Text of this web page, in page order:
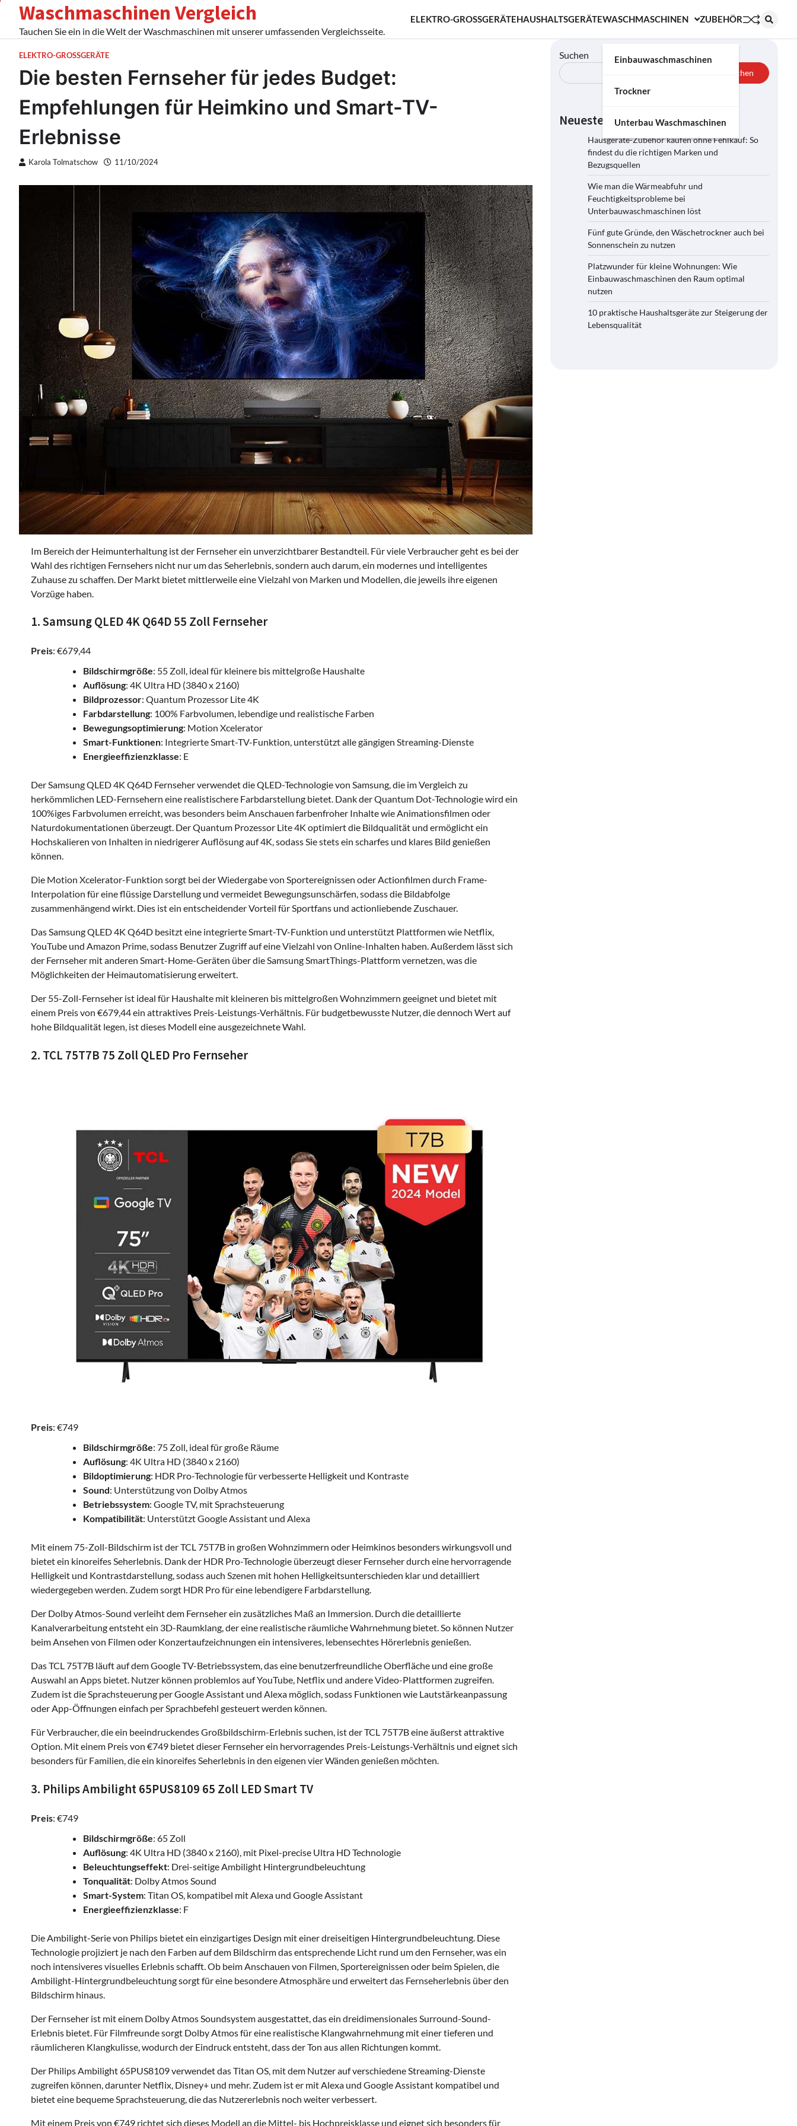
content
Waschmaschinen Vergleich
Tauchen Sie ein in die Welt der Waschmaschinen mit unserer umfassenden Vergleichsseite.
ELEKTRO-GROSSGERÄTE HAUSHALTSGERÄTEWASCHMASCHINEN
Einbauwaschmaschinen
Trockner
Unterbau Waschmaschinen
ZUBEHÖR
ELEKTRO-GROSSGERÄTE
Die besten Fernseher für jedes Budget:
Empfehlungen für Heimkino und Smart-TV-
Erlebnisse
Karola Tolmatschow 11/10/2024
Im Bereich der Heimunterhaltung ist der Fernseher ein unverzichtbarer Bestandteil. Für viele Verbraucher geht es bei der
Wahl des richtigen Fernsehers nicht nur um das Seherlebnis, sondern auch darum, ein modernes und intelligentes
Zuhause zu schaffen. Der Markt bietet mittlerweile eine Vielzahl von Marken und Modellen, die jeweils ihre eigenen
Vorzüge haben.
1. Samsung QLED 4K Q64D 55 Zoll Fernseher
Preis: €679,44
Bildschirmgröße: 55 Zoll, ideal für kleinere bis mittelgroße Haushalte
Auflösung: 4K Ultra HD (3840 x 2160)
Bildprozessor: Quantum Prozessor Lite 4K
Farbdarstellung: 100% Farbvolumen, lebendige und realistische Farben
Bewegungsoptimierung: Motion Xcelerator
Smart-Funktionen: Integrierte Smart-TV-Funktion, unterstützt alle gängigen Streaming-Dienste
Energieeffizienzklasse: E
Der Samsung QLED 4K Q64D Fernseher verwendet die QLED-Technologie von Samsung, die im Vergleich zu
herkömmlichen LED-Fernsehern eine realistischere Farbdarstellung bietet. Dank der Quantum Dot-Technologie wird ein
100%iges Farbvolumen erreicht, was besonders beim Anschauen farbenfroher Inhalte wie Animationsfilmen oder
Naturdokumentationen überzeugt. Der Quantum Prozessor Lite 4K optimiert die Bildqualität und ermöglicht ein
Hochskalieren von Inhalten in niedrigerer Auflösung auf 4K, sodass Sie stets ein scharfes und klares Bild genießen
können.
Die Motion Xcelerator-Funktion sorgt bei der Wiedergabe von Sportereignissen oder Actionfilmen durch Frame-
Interpolation für eine flüssige Darstellung und vermeidet Bewegungsunschärfen, sodass die Bildabfolge
zusammenhängend wirkt. Dies ist ein entscheidender Vorteil für Sportfans und actionliebende Zuschauer.
Das Samsung QLED 4K Q64D besitzt eine integrierte Smart-TV-Funktion und unterstützt Plattformen wie Netflix,
YouTube und Amazon Prime, sodass Benutzer Zugriff auf eine Vielzahl von Online-Inhalten haben. Außerdem lässt sich
der Fernseher mit anderen Smart-Home-Geräten über die Samsung SmartThings-Plattform vernetzen, was die
Möglichkeiten der Heimautomatisierung erweitert.
Der 55-Zoll-Fernseher ist ideal für Haushalte mit kleineren bis mittelgroßen Wohnzimmern geeignet und bietet mit
einem Preis von €679,44 ein attraktives Preis-Leistungs-Verhältnis. Für budgetbewusste Nutzer, die dennoch Wert auf
hohe Bildqualität legen, ist dieses Modell eine ausgezeichnete Wahl.
2. TCL 75T7B 75 Zoll QLED Pro Fernseher
Preis: €749
Bildschirmgröße: 75 Zoll, ideal für große Räume
Auflösung: 4K Ultra HD (3840 x 2160)
Bildoptimierung: HDR Pro-Technologie für verbesserte Helligkeit und Kontraste
Sound: Unterstützung von Dolby Atmos
Betriebssystem: Google TV, mit Sprachsteuerung
Kompatibilität: Unterstützt Google Assistant und Alexa
Mit einem 75-Zoll-Bildschirm ist der TCL 75T7B in großen Wohnzimmern oder Heimkinos besonders wirkungsvoll und
bietet ein kinoreifes Seherlebnis. Dank der HDR Pro-Technologie überzeugt dieser Fernseher durch eine hervorragende
Helligkeit und Kontrastdarstellung, sodass auch Szenen mit hohen Helligkeitsunterschieden klar und detailliert
wiedergegeben werden. Zudem sorgt HDR Pro für eine lebendigere Farbdarstellung.
Der Dolby Atmos-Sound verleiht dem Fernseher ein zusätzliches Maß an Immersion. Durch die detaillierte
Kanalverarbeitung entsteht ein 3D-Raumklang, der eine realistische räumliche Wahrnehmung bietet. So können Nutzer
beim Ansehen von Filmen oder Konzertaufzeichnungen ein intensiveres, lebensechtes Hörerlebnis genießen.
Das TCL 75T7B läuft auf dem Google TV-Betriebssystem, das eine benutzerfreundliche Oberfläche und eine große
Auswahl an Apps bietet. Nutzer können problemlos auf YouTube, Netflix und andere Video-Plattformen zugreifen.
Zudem ist die Sprachsteuerung per Google Assistant und Alexa möglich, sodass Funktionen wie Lautstärkeanpassung
oder App-Öffnungen einfach per Sprachbefehl gesteuert werden können.
Für Verbraucher, die ein beeindruckendes Großbildschirm-Erlebnis suchen, ist der TCL 75T7B eine äußerst attraktive
Option. Mit einem Preis von €749 bietet dieser Fernseher ein hervorragendes Preis-Leistungs-Verhältnis und eignet sich
besonders für Familien, die ein kinoreifes Seherlebnis in den eigenen vier Wänden genießen möchten.
3. Philips Ambilight 65PUS8109 65 Zoll LED Smart TV
Preis: €749
Bildschirmgröße: 65 Zoll
Auflösung: 4K Ultra HD (3840 x 2160), mit Pixel-precise Ultra HD Technologie
Beleuchtungseffekt: Drei-seitige Ambilight Hintergrundbeleuchtung
Tonqualität: Dolby Atmos Sound
Smart-System: Titan OS, kompatibel mit Alexa und Google Assistant
Energieeffizienzklasse: F
Die Ambilight-Serie von Philips bietet ein einzigartiges Design mit einer dreiseitigen Hintergrundbeleuchtung. Diese
Technologie projiziert je nach den Farben auf dem Bildschirm das entsprechende Licht rund um den Fernseher, was ein
noch intensiveres visuelles Erlebnis schafft. Ob beim Anschauen von Filmen, Sportereignissen oder beim Spielen, die
Ambilight-Hintergrundbeleuchtung sorgt für eine besondere Atmosphäre und erweitert das Fernseherlebnis über den
Bildschirm hinaus.
Der Fernseher ist mit einem Dolby Atmos Soundsystem ausgestattet, das ein dreidimensionales Surround-Sound-
Erlebnis bietet. Für Filmfreunde sorgt Dolby Atmos für eine realistische Klangwahrnehmung mit einer tieferen und
räumlicheren Klangkulisse, wodurch der Eindruck entsteht, dass der Ton aus allen Richtungen kommt.
Der Philips Ambilight 65PUS8109 verwendet das Titan OS, mit dem Nutzer auf verschiedene Streaming-Dienste
zugreifen können, darunter Netflix, Disney+ und mehr. Zudem ist er mit Alexa und Google Assistant kompatibel und
bietet eine bequeme Sprachsteuerung, die das Nutzererlebnis noch weiter verbessert.
Mit einem Preis von €749 richtet sich dieses Modell an die Mittel- bis Hochpreisklasse und eignet sich besonders für
Suchen
Suchen
Neueste Beiträge
Hausgeräte-Zubehör kaufen ohne Fehlkauf: So
findest du die richtigen Marken und
Bezugsquellen
Wie man die Wärmeabfuhr und
Feuchtigkeitsprobleme bei
Unterbauwaschmaschinen löst
Fünf gute Gründe, den Wäschetrockner auch bei
Sonnenschein zu nutzen
Platzwunder für kleine Wohnungen: Wie
Einbauwaschmaschinen den Raum optimal
nutzen
10 praktische Haushaltsgeräte zur Steigerung der
Lebensqualität